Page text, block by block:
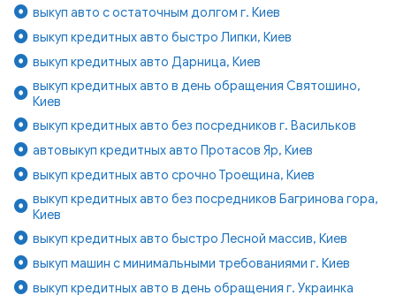
выкуп авто с остаточным долгом г. Киев
выкуп кредитных авто быстро Липки, Киев
выкуп кредитных авто Дарница, Киев
выкуп кредитных авто в день обращения Святошино,
Киев
выкуп кредитных авто без посредников г. Васильков
автовыкуп кредитных авто Протасов Яр, Киев
выкуп кредитных авто срочно Троещина, Киев
выкуп кредитных авто без посредников Багринова гора,
Киев
выкуп кредитных авто быстро Лесной массив, Киев
выкуп машин с минимальными требованиями г. Киев
выкуп кредитных авто в день обращения г. Украинка